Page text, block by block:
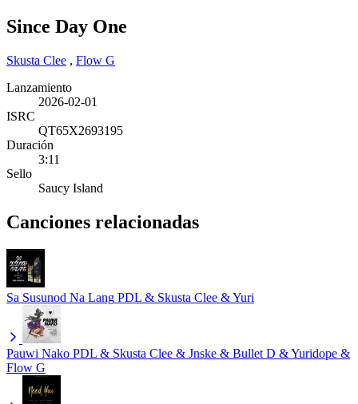
Since Day One
Skusta Clee , Flow G
Lanzamiento
2026-02-01
ISRC
QT65X2693195
Duración
3:11
Sello
Saucy Island
Canciones relacionadas
Sa Susunod Na Lang PDL & Skusta Clee & Yuri
Pauwi Nako PDL & Skusta Clee & Jnske & Bullet D & Yuridope &
Flow G